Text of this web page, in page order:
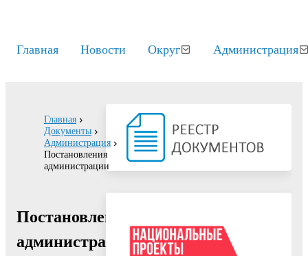
Главная Новости Округ Администрация
Главная
Документы
Администрация
Постановления
администрации
Постановление
администрации